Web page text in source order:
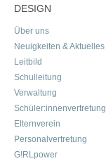
DESIGN
Über uns
Neuigkeiten & Aktuelles
Leitbild
Schulleitung
Verwaltung
Schüler:innenvertretung
Elternverein
Personalvertretung
G!RLpower